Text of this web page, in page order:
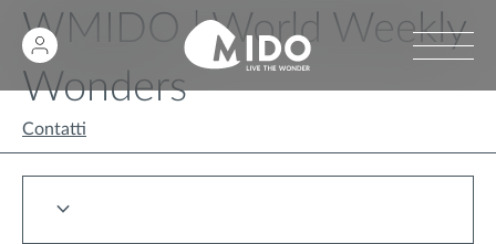
WMIDO | World Weekly
Wonders
Contatti